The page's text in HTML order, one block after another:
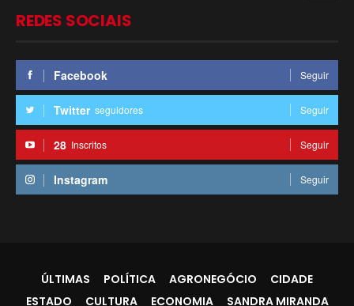
REDES SOCIAIS
Facebook Seguir
Twitter seguidores Seguir
28 Inscritos Seguir
Instagram Seguir
ÚLTIMAS POLÍTICA AGRONEGÓCIO
CIDADE
ESTADO
CULTURA ECONOMIA SANDRA MIRANDA